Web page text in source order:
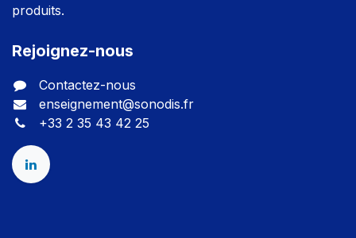
produits.
Rejoignez-nous
Contactez-nous
enseignement@sonodis.fr
+33 2 35 43 42 25